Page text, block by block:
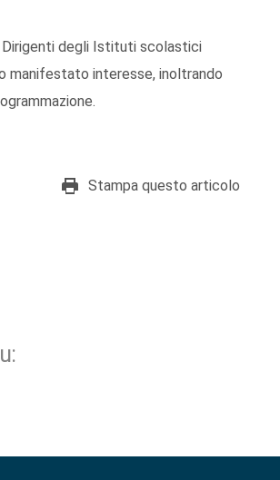
Dirigenti degli Istituti scolastici
manifestato interesse, inoltrando
Stampa questo articolo